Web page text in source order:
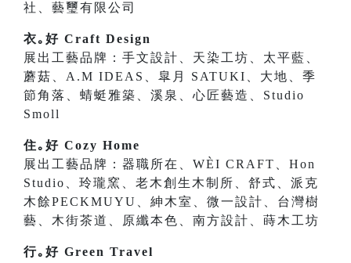
社、藝璽有限公司
衣｡好 Craft Design
展出工藝品牌：手文設計、天染工坊、太平藍、
蘑菇、A.M IDEAS、皐月 SATUKI、大地、季
節角落、蜻蜓雅築、溪泉、心匠藝造、Studio
Smoll
住｡好 Cozy Home
展出工藝品牌：器職所在、WÈI CRAFT、Hon
Studio、玲瓏窯、老木創生木制所、舒式、派克
木餘PECKMUYU、紳木室、微一設計、台灣樹
藝、木街茶道、原纖本色、南方設計、蒔木工坊
行｡好 Green Travel